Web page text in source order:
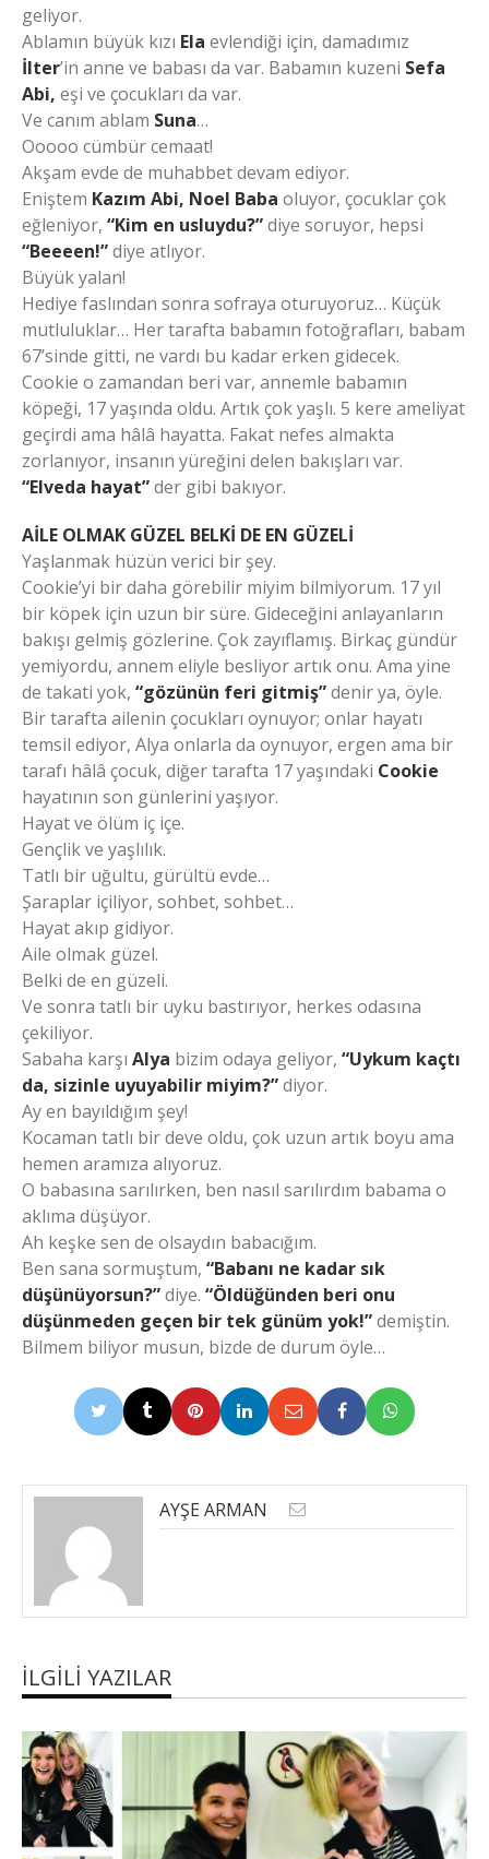
geliyor.
Ablamın büyük kızı Ela evlendiği için, damadımız
İlter’in anne ve babası da var. Babamın kuzeni Sefa
Abi, eşi ve çocukları da var.
Ve canım ablam Suna…
Ooooo cümbür cemaat!
Akşam evde de muhabbet devam ediyor.
Eniştem Kazım Abi, Noel Baba oluyor, çocuklar çok
eğleniyor, “Kim en usluydu?”diye soruyor, hepsi
“Beeeen!”diye atlıyor.
Büyük yalan!
Hediye faslından sonra sofraya oturuyoruz… Küçük
mutluluklar… Her tarafta babamın fotoğrafları, babam
67’sinde gitti, ne vardı bu kadar erken gidecek.
Cookie o zamandan beri var, annemle babamın
köpeği, 17 yaşında oldu. Artık çok yaşlı. 5 kere ameliyat
geçirdi ama hâlâ hayatta. Fakat nefes almakta
zorlanıyor, insanın yüreğini delen bakışları var.
“Elveda hayat”der gibi bakıyor.
AİLE OLMAK GÜZEL BELKİ DE EN GÜZELİ
Yaşlanmak hüzün verici bir şey.
Cookie’yi bir daha görebilir miyim bilmiyorum. 17 yıl
bir köpek için uzun bir süre. Gideceğini anlayanların
bakışı gelmiş gözlerine. Çok zayıflamış. Birkaç gündür
yemiyordu, annem eliyle besliyor artık onu. Ama yine
de takati yok, “gözünün feri gitmiş”denir ya, öyle.
Bir tarafta ailenin çocukları oynuyor; onlar hayatı
temsil ediyor, Alya onlarla da oynuyor, ergen ama bir
tarafı hâlâ çocuk, diğer tarafta 17 yaşındaki Cookie
hayatının son günlerini yaşıyor.
Hayat ve ölüm iç içe.
Gençlik ve yaşlılık.
Tatlı bir uğultu, gürültü evde…
Şaraplar içiliyor, sohbet, sohbet…
Hayat akıp gidiyor.
Aile olmak güzel.
Belki de en güzeli.
Ve sonra tatlı bir uyku bastırıyor, herkes odasına
çekiliyor.
Sabaha karşı Alya bizim odaya geliyor, “Uykum kaçtı
da, sizinle uyuyabilir miyim?”diyor.
Ay en bayıldığım şey!
Kocaman tatlı bir deve oldu, çok uzun artık boyu ama
hemen aramıza alıyoruz.
O babasına sarılırken, ben nasıl sarılırdım babama o
aklıma düşüyor.
Ah keşke sen de olsaydın babacığım.
Ben sana sormuştum, “Babanı ne kadar sık
düşünüyorsun?”diye. “Öldüğünden beri onu
düşünmeden geçen bir tek günüm yok!”demiştin.
Bilmem biliyor musun, bizde de durum öyle…
AYŞE ARMAN
İLGILI YAZILAR